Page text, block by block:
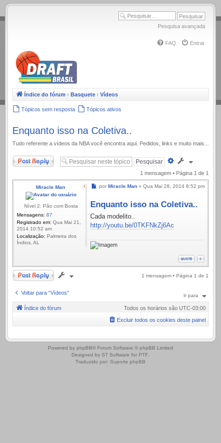
.
Pesquisa avançada
FAQ Entrar
Índice do fórum ‹ Basquete ‹ Vídeos
Tópicos sem resposta Tópicos ativos
Enquanto isso na Coletiva..
Tudo referente a ví­deos da NBA você encontra aqui. Pedidos, links e muito mais...
Responder
Pesquisa
avançada
1 mensagem • Página 1 de 1
Miracle Man
Nível 2: Pão com Bosta
Mensagens: 87
Registrado em: Qua Mai 21,
2014 10:52 am
Localização: Palmeira dos
Índios, AL
Mensagem
por Miracle Man » Qua Mai 28, 2014 8:52 pm
Enquanto isso na Coletiva..
Cada modelito..
http://youtu.be/0TKFNkZj6Ac
Responder 1 mensagem • Página 1 de 1
Voltar para “Vídeos” Ir para
Índice do fórum Todos os horários são UTC-03:00
Excluir todos os cookies deste painel
.
Powered by phpBB® Forum Software © phpBB Limited
Designed by ST Software for PTF
Traduzido por: Suporte phpBB